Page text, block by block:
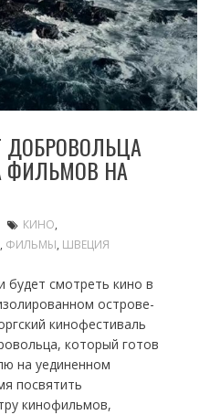
ФИЛЬМОВ НА
КИНО,
, ФИЛЬМЫ, ШВЕЦИЯ
смотреть кино в
острове-
кинофестиваль
который готов
на уединенном
посвятить
кинофильмов,